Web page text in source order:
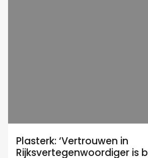
Plasterk: ‘Vertrouwen in
Rijksvertegenwoordiger is